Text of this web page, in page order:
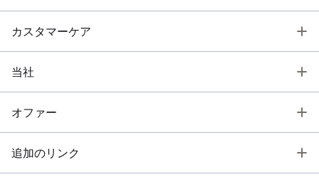
カスタマーケア
当社
オファー
追加のリンク